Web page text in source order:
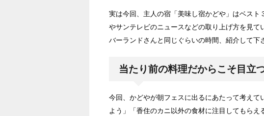
実は今回、主人の宿「美味し宿かどや」はベス
やサンテレビのニュースなどの取り上げ方を見
バーランドさんと同じぐらいの時間、紹介して下
当たり前の料理だからこそ目立
今回、かどやが朝フェスに出るにあたって考えて
よう」「香住のカニ以外の食材に注目してもらえ